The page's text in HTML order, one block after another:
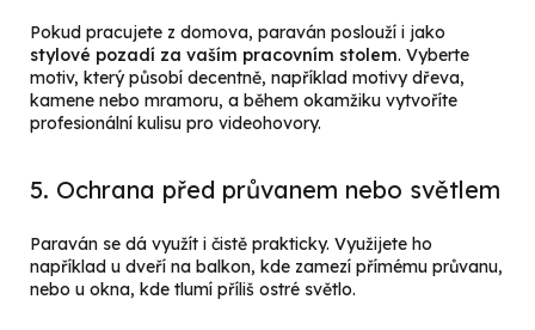
Pokud pracujete z domova, paraván poslouží i jako
stylové pozadí za vaším pracovním stolem. Vyberte
motiv, který působí decentně, například motivy dřeva,
kamene nebo mramoru, a během okamžiku vytvoříte
profesionální kulisu pro videohovory.
5. Ochrana před průvanem nebo světlem
Paraván se dá využít i čistě prakticky. Využijete ho
například u dveří na balkon, kde zamezí přímému průvanu,
nebo u okna, kde tlumí příliš ostré světlo.